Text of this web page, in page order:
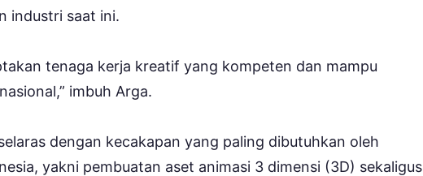
industri saat ini.
tenaga kerja kreatif yang kompeten dan mampu
imbuh Arga.
dengan kecakapan yang paling dibutuhkan oleh
yakni pembuatan aset animasi 3 dimensi (3D) sekaligus